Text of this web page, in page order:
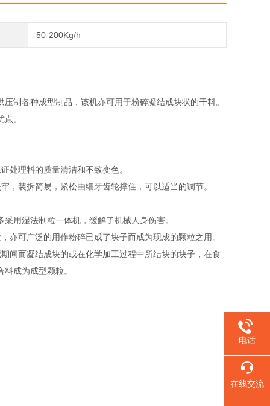
50-200Kg/h
制各种成型制品，该机亦可用于粉碎凝结成块状的干料。
。
处理料的质量清洁和不致变色。
，装拆简易，紧松由细牙齿轮撑住，可以适当的调节。
用湿法制粒一体机，缓解了机械人身伤害。
亦可广泛的用作粉碎已成了块子而成为现成的颗粒之用。
间而凝结成块的或在化学加工过程中所结块的块子，在食
成为成型颗粒。
电话
在线交流